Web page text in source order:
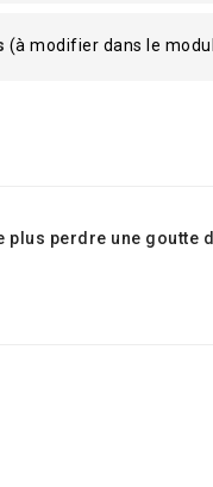
(à modifier dans le
plus perdre une goutte